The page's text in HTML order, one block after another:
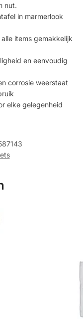
nut.
in marmerlook
items gemakkelijk
en eenvoudig
corrosie weerstaat
elke gelegenheid